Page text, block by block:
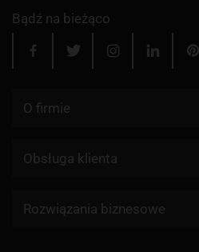
Bądź na bieżąco
O firmie
Kontakt
Dlaczego my?
Obsługa klienta
Firmy kurierskie
Rozwiązania biznesowe